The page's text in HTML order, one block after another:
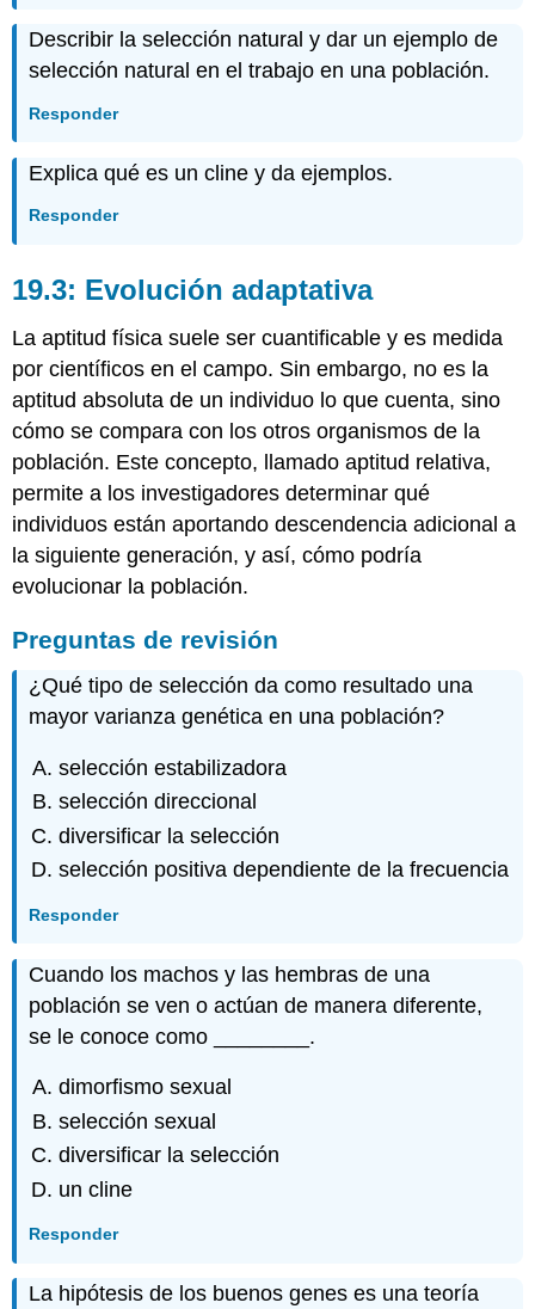
Describir la selección natural y dar un ejemplo de
selección natural en el trabajo en una población.
Responder
Explica qué es un cline y da ejemplos.
Responder
19.3: Evolución adaptativa
La aptitud física suele ser cuantificable y es medida
por científicos en el campo. Sin embargo, no es la
aptitud absoluta de un individuo lo que cuenta, sino
cómo se compara con los otros organismos de la
población. Este concepto, llamado aptitud relativa,
permite a los investigadores determinar qué
individuos están aportando descendencia adicional a
la siguiente generación, y así, cómo podría
evolucionar la población.
Preguntas de revisión
¿Qué tipo de selección da como resultado una
mayor varianza genética en una población?
selección estabilizadora
selección direccional
diversificar la selección
selección positiva dependiente de la frecuencia
Responder
Cuando los machos y las hembras de una
población se ven o actúan de manera diferente,
se le conoce como ________.
dimorfismo sexual
selección sexual
diversificar la selección
un cline
Responder
La hipótesis de los buenos genes es una teoría